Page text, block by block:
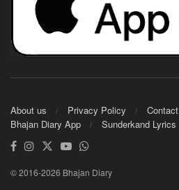
About us Privacy Policy Contact
Bhajan Diary App
Sunderkand Lyrics
© 2016-2026 Bhajan Diary